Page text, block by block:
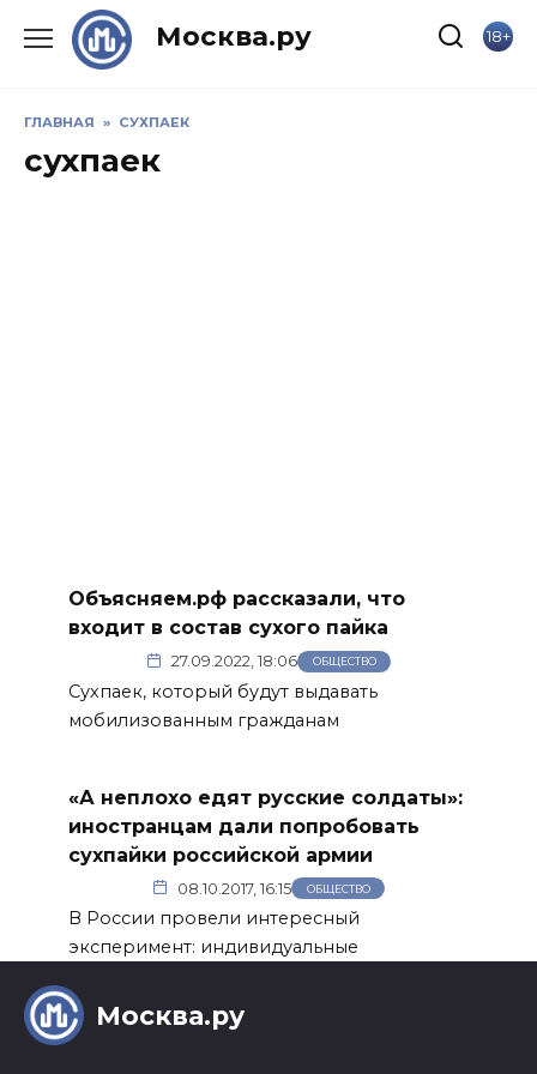
Москва.ру 18+
ГЛАВНАЯ » СУХПАЕК
сухпаек
Объясняем.рф рассказали, что
входит в состав сухого пайка
27.09.2022, 18:06 ОБЩЕСТВО
Сухпаек, который будут выдавать
мобилизованным гражданам
«А неплохо едят русские солдаты»:
иностранцам дали попробовать
сухпайки российской армии
08.10.2017, 16:15 ОБЩЕСТВО
В России провели интересный
эксперимент: индивидуальные
Москва.ру